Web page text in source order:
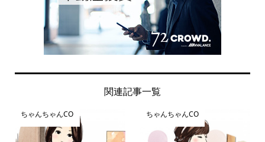
関連記事一覧
ちゃんちゃんCO ちゃんちゃんCO